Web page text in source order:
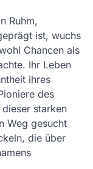
Ruhm,
ist, wuchs
Chancen als
Ihr Leben
ihres
des
starken
Weg gesucht
die über